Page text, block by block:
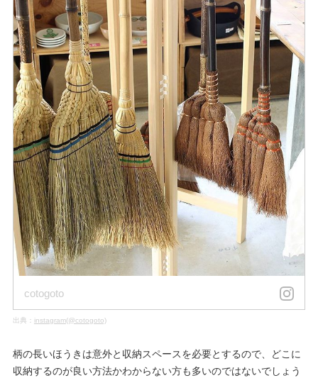
cotogoto
出典： instagram(@cotogoto)
柄の長いほうきは意外と収納スペースを必要とするので、どこに
収納するのが良い方法かわからない方も多いのではないでしょう